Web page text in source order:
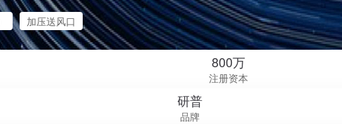
加压送风口
800万
注册资本
研普
品牌